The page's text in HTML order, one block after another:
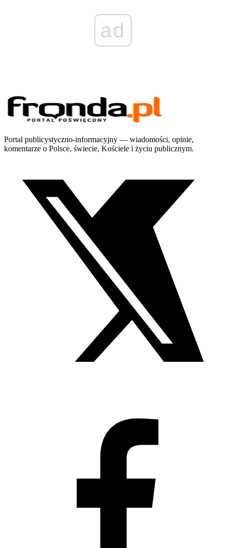
ad
Portal publicystyczno-informacyjny — wiadomości, opinie,
komentarze o Polsce, świecie, Kościele i życiu publicznym.